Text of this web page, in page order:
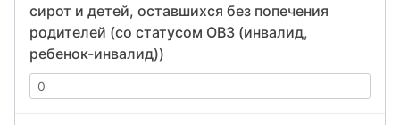
сирот и детей, оставшихся без попечения
родителей (со статусом ОВЗ (инвалид,
ребенок-инвалид))